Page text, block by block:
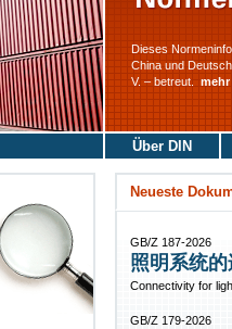
Dieses
China und
V. – betreut.mehr
Über DIN
Neueste
GB/Z 187-2026
照明系统
Connectivity for
GB/Z 179-2026